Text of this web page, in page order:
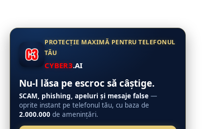
PROTECȚIE MAXIMĂ PENTRU TELEFONUL
TĂU
CYBER3.AI
Nu-l lăsa pe escroc să câștige.
SCAM, phishing, apeluri și mesaje false —
oprite instant pe telefonul tău, cu baza de
2.000.000 de amenințări.